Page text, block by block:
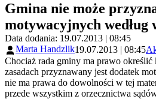
Gmina nie może
motywacyjnych według
Data dodania: 19.07.2013 | 08:45
Marta Handzlik19.07.2013 | 08:45
Chociaż rada gminy ma prawo określić
zasadach przyznawany jest dodatek
nie ma prawa do dowolności w tej
przede wszystkim z orzecznictwa